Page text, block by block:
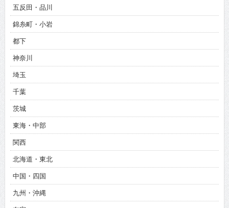
五反田・品川
錦糸町・小岩
都下
神奈川
埼玉
千葉
茨城
東海・中部
関西
北海道・東北
中国・四国
九州・沖縄